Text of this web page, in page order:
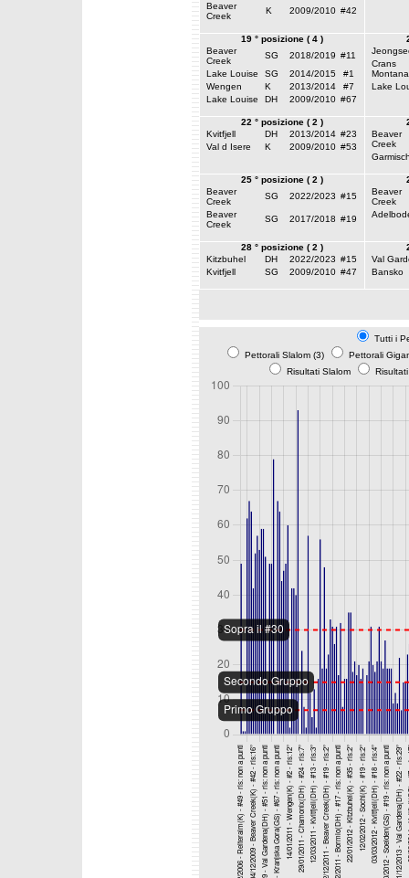
Beaver
Creek
K 2009/2010 #42
19 ° posizione ( 4 )
Beaver
Creek
SG 2018/2019 #11
Lake Louise
SG 2014/2015
#1
Wengen
K 2013/2014
#7
Lake Louise
DH 2009/2010 #67
Crans
Montana
Lake
22 ° posizione ( 2 )
Kvitfjell
DH 2013/2014 #23
Val d Isere
K 2009/2010 #53
Beaver
Creek
25 ° posizione ( 2 )
Beaver
Creek
SG 2022/2023 #15
Beaver
Creek
SG 2017/2018 #19
Beaver
Creek
28 ° posizione ( 2 )
Kitzbuhel
DH 2022/2023 #15
Kvitfjell
SG 2009/2010 #47
Val
Bansko
Tutti i
Pettorali Slalom (3)
Pettorali
Risultati Slalom